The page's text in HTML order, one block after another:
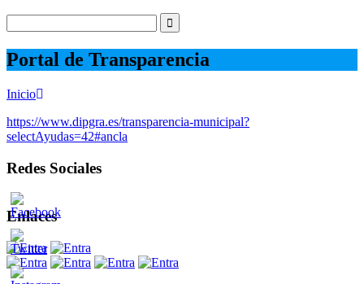
Portal de Transparencia
Inicio
https://www.dipgra.es/transparencia-municipal?
selectAyudas=42#ancla
Redes Sociales
Enlaces